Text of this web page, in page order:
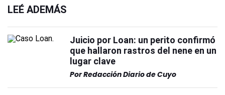
LEÉ ADEMÁS
Juicio por Loan: un perito confirmó
que hallaron rastros del nene en un
lugar clave
PorRedacción Diario de Cuyo